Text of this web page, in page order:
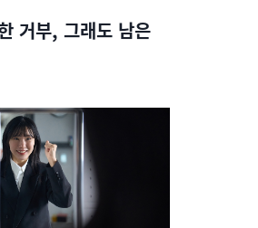
거부, 그래도 남은